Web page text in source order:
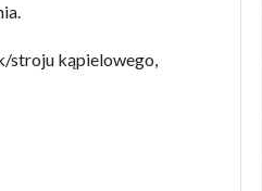
stroju kąpielowego,